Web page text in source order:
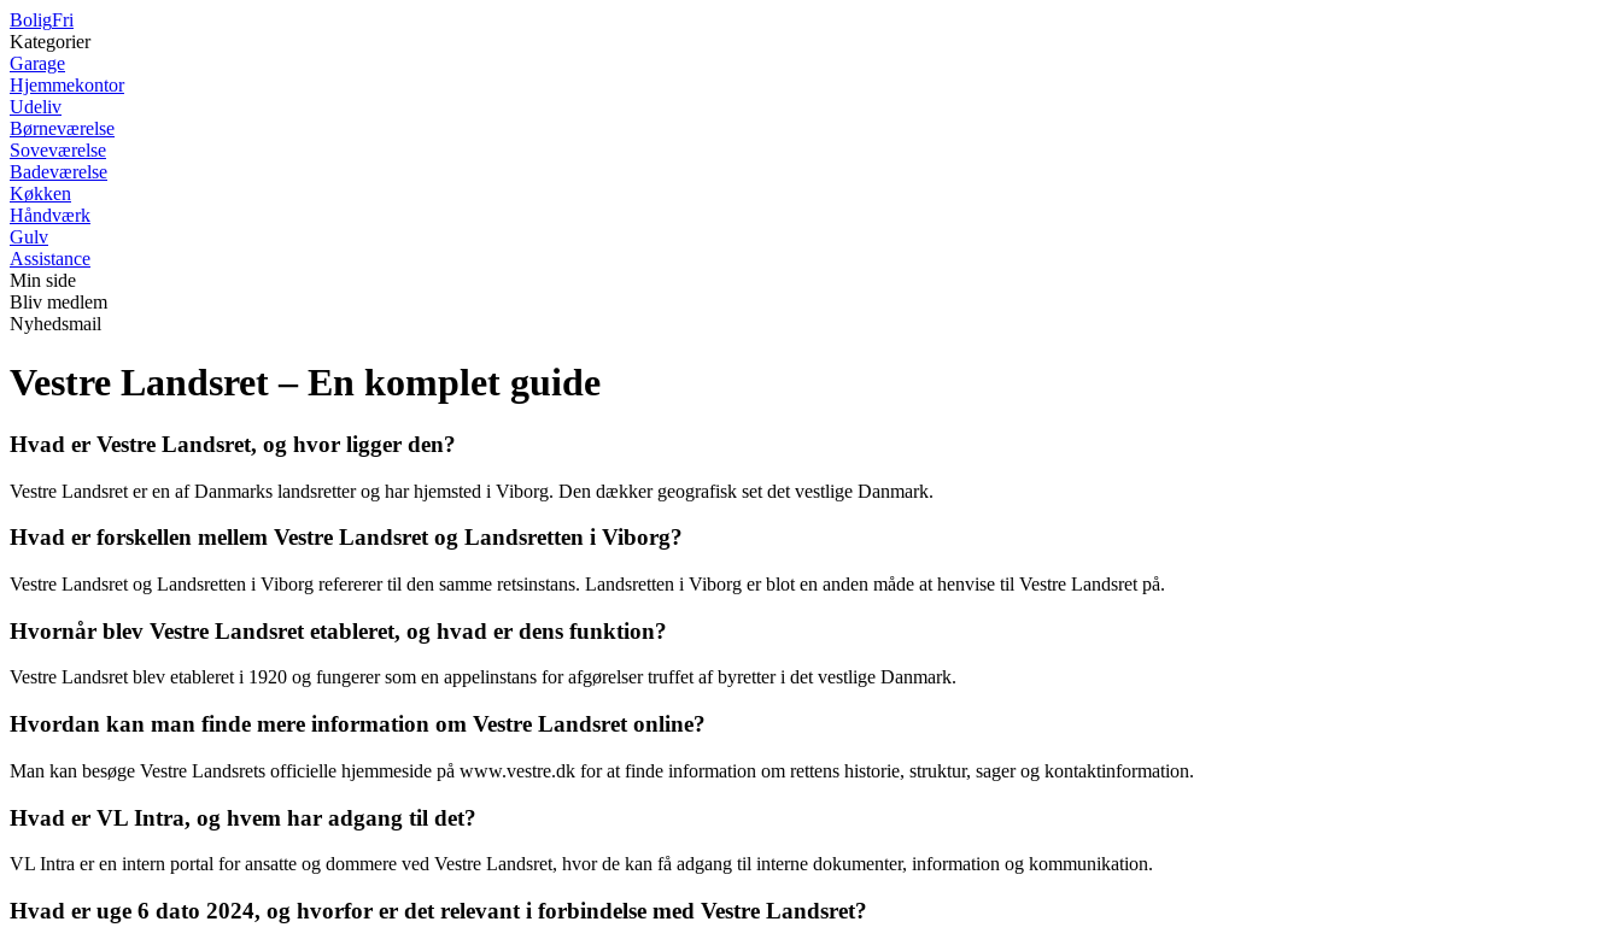
BoligFri
Kategorier
Garage
Hjemmekontor
Udeliv
Børneværelse
Soveværelse
Badeværelse
Køkken
Håndværk
Gulv
Assistance
Min side
Bliv medlem
Nyhedsmail
Vestre Landsret – En komplet guide
Hvad er Vestre Landsret, og hvor ligger den?
Vestre Landsret er en af Danmarks landsretter og har hjemsted i Viborg. Den dækker geografisk set det vestlige Danmark.
Hvad er forskellen mellem Vestre Landsret og Landsretten i Viborg?
Vestre Landsret og Landsretten i Viborg refererer til den samme retsinstans. Landsretten i Viborg er blot en anden måde at henvise til Vestre Landsret på.
Hvornår blev Vestre Landsret etableret, og hvad er dens funktion?
Vestre Landsret blev etableret i 1920 og fungerer som en appelinstans for afgørelser truffet af byretter i det vestlige Danmark.
Hvordan kan man finde mere information om Vestre Landsret online?
Man kan besøge Vestre Landsrets officielle hjemmeside på www.vestre.dk for at finde information om rettens historie, struktur, sager og kontaktinformation.
Hvad er VL Intra, og hvem har adgang til det?
VL Intra er en intern portal for ansatte og dommere ved Vestre Landsret, hvor de kan få adgang til interne dokumenter, information og kommunikation.
Hvad er uge 6 dato 2024, og hvorfor er det relevant i forbindelse med Vestre Landsret?